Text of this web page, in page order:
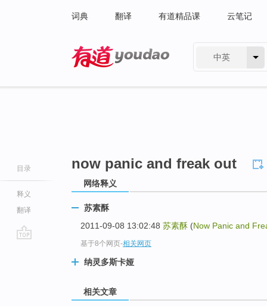
词典 翻译 有道精品课 云笔记
中英
目录
释义
翻译
now panic and freak out
网络释义
苏素酥
2011-09-08 13:02:48 苏素酥 (Now Panic and
基于8个网页-相关网页
纳灵多斯卡娅
相关文章